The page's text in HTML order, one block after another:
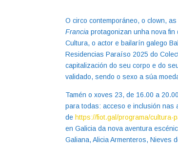
O circo contemporáneo, o clown,
Francia protagonizan unha nova
Cultura, o actor e bailarín galego
Residencias Paraíso 2025 do
capitalización do seu corpo e do
validado, sendo o sexo a súa
Tamén o xoves 23, de 16.00 a
para todas: acceso e inclusión nas
dehttps://fiot.gal/programa/cultura-
en Galicia da nova aventura
Galiana, Alicia Armenteros, Nieves